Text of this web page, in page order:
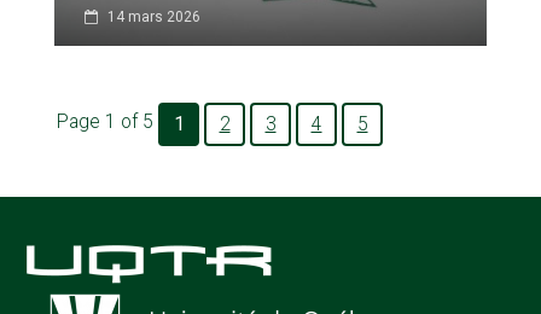
14 mars 2026
Page 1 of 5 1 2 3 4 5